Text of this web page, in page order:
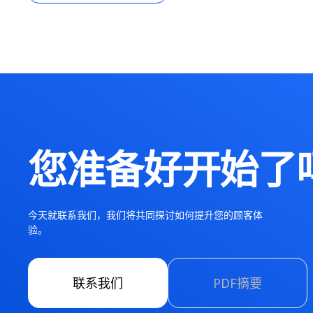
您准备好开始了
今天就联系我们，我们将共同探讨如何提升您的顾客体
验。
联系我们 PDF摘要